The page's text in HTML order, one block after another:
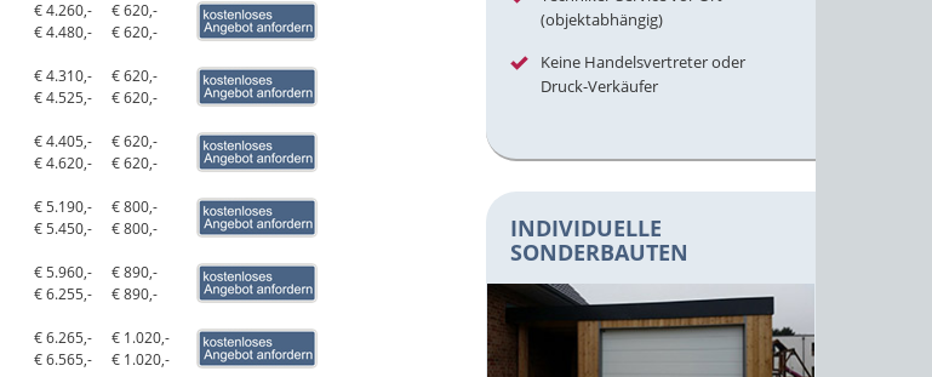
€ 4.260,-
€ 620,-
€ 4.480,- € 620,-
€ 4.310,-
€ 620,-
€ 4.525,- € 620,-
€ 4.405,-
€ 620,-
€ 4.620,- € 620,-
€ 5.190,-
€ 800,-
€ 5.450,- € 800,-
€ 5.960,-
€ 890,-
€ 6.255,- € 890,-
€ 6.265,-
€ 1.020,-
€ 6.565,- € 1.020,-
(objektabhängig)
Keine Handelsvertreter oder
Druck-Verkäufer
INDIVIDUELLE
SONDERBAUTEN